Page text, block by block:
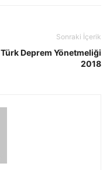
Sonraki İçerik
Türk Deprem Yönetmeliği
2018